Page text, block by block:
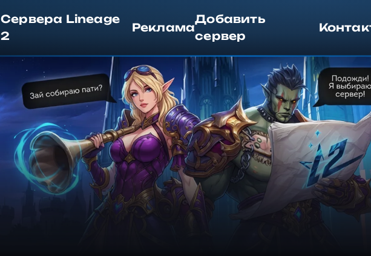
Сервера Lineage
2
Реклама
Добавить
сервер